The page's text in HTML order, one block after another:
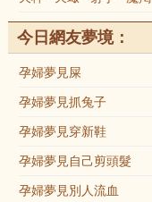
今日網友夢境：
孕婦夢見屎
孕婦夢見抓兔子
孕婦夢見穿新鞋
孕婦夢見自己剪頭髮
孕婦夢見別人流血